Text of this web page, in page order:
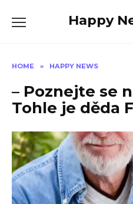
Happy
HOME » HAPPY NEWS
– Poznejte se
Tohle je děda